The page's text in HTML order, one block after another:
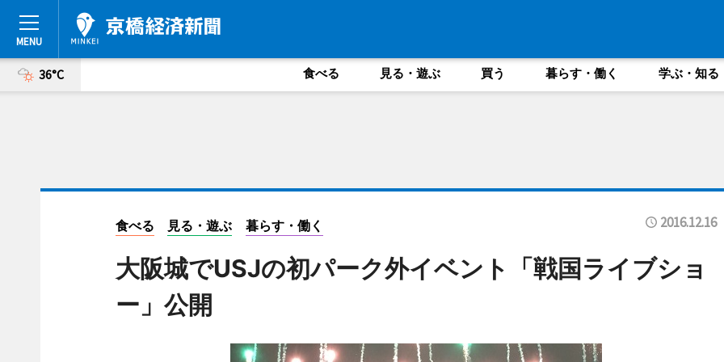
36°C 食べる 見る・遊ぶ 買う 暮らす・働く 学ぶ・知る
食べる 見る・遊ぶ 暮らす・働く 2016.12.16
大阪城でUSJの初パーク外イベント「戦国ライブショ
ー」公開